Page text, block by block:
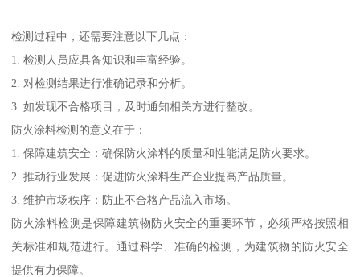
检测过程中，还需要注意以下几点：
1. 检测人员应具备知识和丰富经验。
2. 对检测结果进行准确记录和分析。
3. 如发现不合格项目，及时通知相关方进行整改。
防火涂料检测的意义在于：
1. 保障建筑安全：确保防火涂料的质量和性能满足防火要求。
2. 推动行业发展：促进防火涂料生产企业提高产品质量。
3. 维护市场秩序：防止不合格产品流入市场。
防火涂料检测是保障建筑物防火安全的重要环节，必须严格按照相
关标准和规范进行。通过科学、准确的检测，为建筑物的防火安全
提供有力保障。